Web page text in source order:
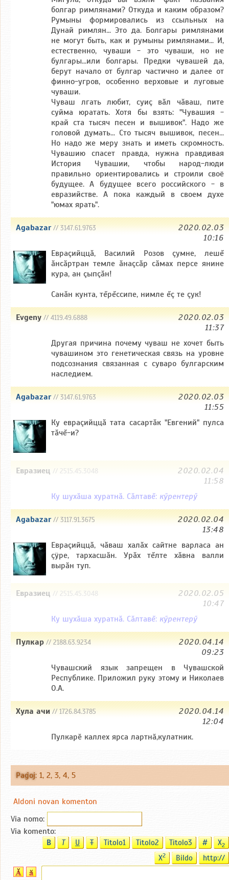
болгар римлянами? Откуда и каким образом?
Румыны формировались из ссыльных на
Дунай римлян... Это да. Болгары римлянами
не могут быть, как и румыны римлянами... И,
естественно, чуваши - это чуваши, но не
булгары...или болгары. Предки чувашей да,
берут начало от булгар частично и далее от
финно-угров, особенно верховые и луговые
чуваши.
Чуваш лгать любит, суиç вăл чăваш, пите
суйма юратать. Хотя бы взять: "Чувашия -
край ста тысяч песен и вышивок". Надо же
головой думать... Сто тысяч вышивок, песен...
Но надо же меру знать и иметь скромность.
Чувашию спасет правда, нужна правдивая
История Чувашии, чтобы народ-люди
правильно ориентировались и строили своё
будущее. А будущее всего российского - в
евразийстве. А пока каждый в своем духе
"юмах ярать".
Agabazar// 3147.61.9763
2020.02.03
10:16
Евраçийццă, Василий Розов çумне, лешĕ
ăнсăртран темле ăнаçсăр сăмах персе янине
кура, ан çыпçăн!
Санăн кунта, тĕрĕссипе, нимле ĕç те çук!
Evgeny// 4119.49.6888
2020.02.03
11:37
Другая причина почему чуваш не хочет быть
чувашином это генетическая связь на уровне
подсознания связанная с суваро булгарским
наследием.
Agabazar// 3147.61.9763
2020.02.03
11:55
Ку евраçийццă тата сасартăк "Евгений" пулса
тăчĕ-и?
Евразиец // 2515.45.3048
2020.02.04
11:58
Ку шухăша хуратнă. Сăлтавĕ: кӳрентерӳ
Agabazar// 3117.91.3675
2020.02.04
13:48
Евраçийццă, чăваш халăх сайтне варласа ан
çÿре, тархасшăн. Урăх тĕлте хăвна валли
вырăн туп.
Евразиец // 2515.45.3048
2020.02.05
10:47
Ку шухăша хуратнă. Сăлтавĕ: кӳрентерӳ
Пулкар// 2188.63.9234
2020.04.14
09:23
Чувашский язык запрещен в Чувашской
Республике. Приложил руку этому и Николаев
О.А.
Хула ачи// 1726.84.3785
2020.04.14
12:04
Пулкарӗ каллех ярса лартнӑ,кулатник.
Paĝoj: 1, 2, 3, 4, 5
Aldoni novan komenton
Via nomo:
Via komento:
B T U T Titolo1 Titolo2 Titolo3 # X2
X2 Bildo http://